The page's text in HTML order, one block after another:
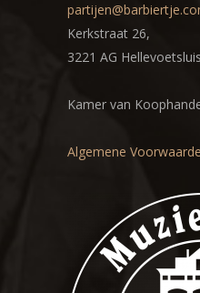
Kerkstraat 26,
3221 AG Hellevoetsluis
Kamer van
Algemene